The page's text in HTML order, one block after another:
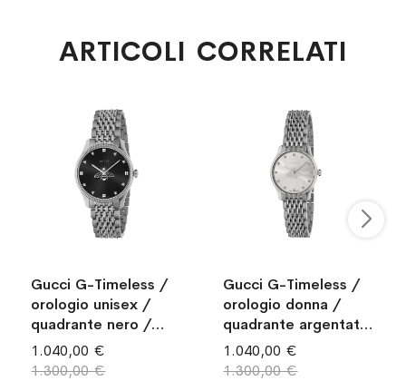
ARTICOLI CORRELATI
Gucci G-Timeless /
orologio unisex /
quadrante nero /
cassa e bracciale
acciaio
1.040,00 €
1.300,00 €
Gucci G-Timeless /
orologio donna /
quadrante argentato
/ cassa e bracciale
acciaio
1.040,00 €
1.300,00 €